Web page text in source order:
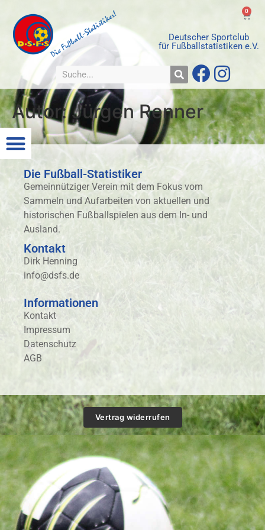
Deutscher Sportclub
für Fußballstatistiken e.V.
0
Autor:Jürgen Renner
Die Fußball-Statistiker
Gemeinnütziger Verein mit dem Fokus vom
Sammeln und Aufarbeiten von aktuellen und
historischen Fußballspielen aus dem In- und
Ausland.
Kontakt
Dirk Henning
info@dsfs.de
Informationen
Kontakt
Impressum
Datenschutz
AGB
Vertrag widerrufen